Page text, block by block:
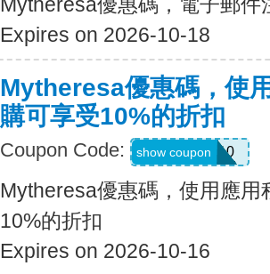
Expires on 2026-10-18
Mytheresa優惠碼，使
購可享受10%的折扣
Coupon Code: APP10
show coupon
Mytheresa優惠碼，使用應用
10%的折扣
Expires on 2026-10-16